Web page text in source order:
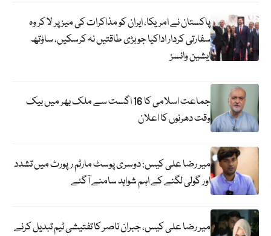
پاکستان نے امریکا، ایران کو مذاکرات کی میز پر لا کر وہ
سفارتی کردار اداکیا جو بڑی طاقتیں نہ کرسکیں، ساؤتھ
ایشین وائسز
جماعت اسلامی کا 16 اگست سے ملک بھر میں بیک
وقت دھرنوں کا اعلان
میر رضا علی کیس: دوسری پوسٹ مارٹم رپورٹ میں تشدد
اور گولی لگنے کے اہم شواہد سامنے آگئے
میر رضا علی کیس، جبران ناصر کا تفتیشی ٹیم تبدیل کرنے